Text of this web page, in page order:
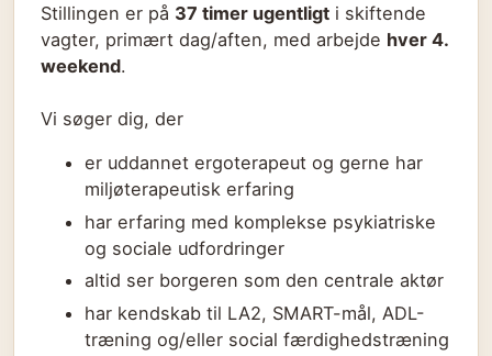
Stillingen er på 37 timer ugentligt i skiftende
vagter, primært dag/aften, med arbejde hver 4.
weekend.
Vi søger dig, der
er uddannet ergoterapeut og gerne har
miljøterapeutisk erfaring
har erfaring med komplekse psykiatriske
og sociale udfordringer
altid ser borgeren som den centrale aktør
har kendskab til LA2, SMART-mål, ADL-
træning og/eller social færdighedstræning